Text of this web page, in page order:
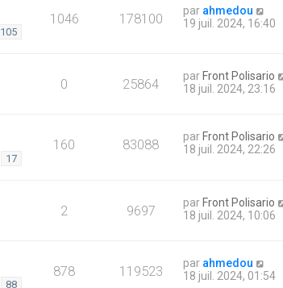
105
1046 178100 par ahmedou
19 juil. 2024, 16:40
0 25864 par Front Polisario
18 juil. 2024, 23:16
17
160 83088 par Front Polisario
18 juil. 2024, 22:26
2 9697 par Front Polisario
18 juil. 2024, 10:06
88
878 119523 par ahmedou
18 juil. 2024, 01:54